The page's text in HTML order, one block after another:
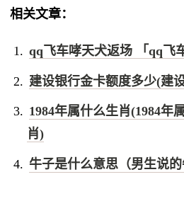
相关文章：
qq飞车哮天犬返场 「qq飞
建设银行金卡额度多少(建
1984年属什么生肖(1984年
肖)
牛子是什么意思（男生说的